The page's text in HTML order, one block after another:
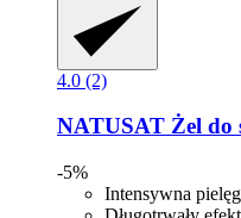
4.0 (2)
NATUSAT Żel do
-5%
Intensywna